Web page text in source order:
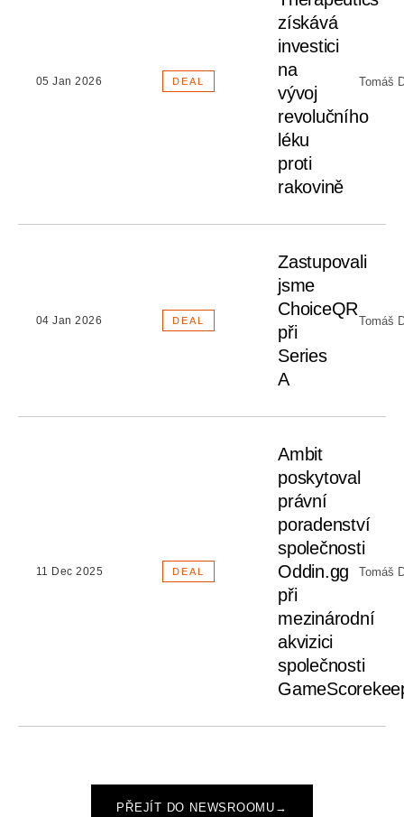
05 Jan 2026 DEAL
získává
investici
na
vývoj
revolučního
léku
proti
rakovině
Tomáš
04 Jan 2026 DEAL
Zastupovali
jsme
ChoiceQR
při
Series
A
Tomáš
11 Dec 2025 DEAL
Ambit
poskytoval
právní
poradenství
společnosti
Oddin.gg
při
mezinárodní
akvizici
společnosti
Tomáš
PŘEJÍT DO NEWSROOMU →